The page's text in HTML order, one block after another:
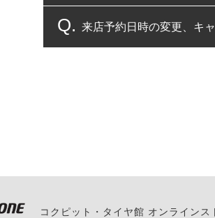
複数サービスのご予約は
来店予約日時の変更、キ
また、やむを得ない事由
コクピット・タイヤ館 オンラインス